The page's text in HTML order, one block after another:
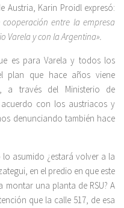
Austria, Karin Proidl expresó:
entre la empresa
Varela y con la Argentina».
es para Varela y todos los
plan que hace años viene
a través del Ministerio de
con los austriacos y
denunciando también hace
asumido ¿estará volver a la
en el predio en que este
una planta de RSU? A
que la calle 517, de esa